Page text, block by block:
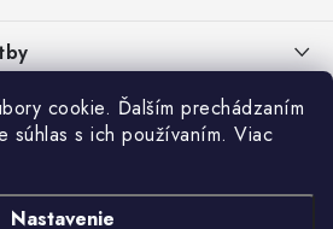
cookie. Ďalším prechádzaním
súhlas s ich používaním. Viac
Nastavenie